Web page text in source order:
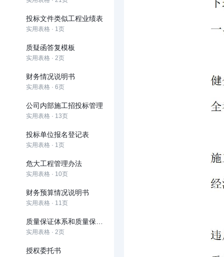
投标文件类似工程业绩表
实用表格 · 1页
质疑函答复模板
实用表格 · 2页
财务情况说明书
实用表格 · 6页
公司内部施工招投标管理
实用表格 · 13页
投标单位报名登记表
实用表格 · 1页
危大工程管理办法
实用表格 · 10页
财务预算情况说明书
实用表格 · 11页
实用表格 · 2页
授权委托书